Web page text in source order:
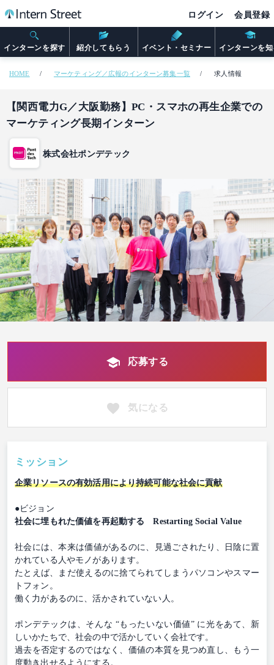
インターンを探す 紹介してもらう イベント・セミナー インターンを
ログイン 会員登録
HOME マーケティング／広報のインターン募集一覧 求人情報
【関西電力G／大阪勤務】PC・スマホの再生企業での
マーケティング長期インターン
株式会社ポンデテック
応募する
気になる
ミッション
企業リソースの有効活用により持続可能な社会に貢献
●ビジョン
社会に埋もれた価値を再起動する Restarting Social Value
社会には、本来は価値があるのに、見過ごされたり、日陰に置
かれている人やモノがあります。
たとえば、まだ使えるのに捨てられてしまうパソコンやスマー
トフォン。
働く力があるのに、活かされていない人。
ポンデテックは、そんな “もったいない価値” に光をあて、新
しいかたちで、社会の中で活かしていく会社です。
過去を否定するのではなく、価値の本質を見つめ直し、もう一
度動き出せるようにする。